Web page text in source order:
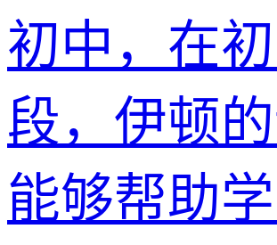
初中，在
段，伊顿
能够帮助